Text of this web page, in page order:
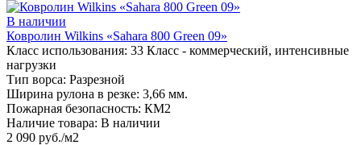
В наличии
Ковролин Wilkins «Sahara 800 Green 09»
Класс использования: 33 Класс - коммерческий, интенсивные
нагрузки
Тип ворса: Разрезной
Ширина рулона в резке: 3,66 мм.
Пожарная безопасность: КМ2
Наличие товара: В наличии
2 090 руб./м2